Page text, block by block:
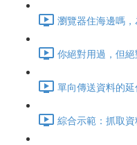
瀏覽器住海邊嗎
你絕對用過，但
單向傳送資料的
綜合示範：抓取